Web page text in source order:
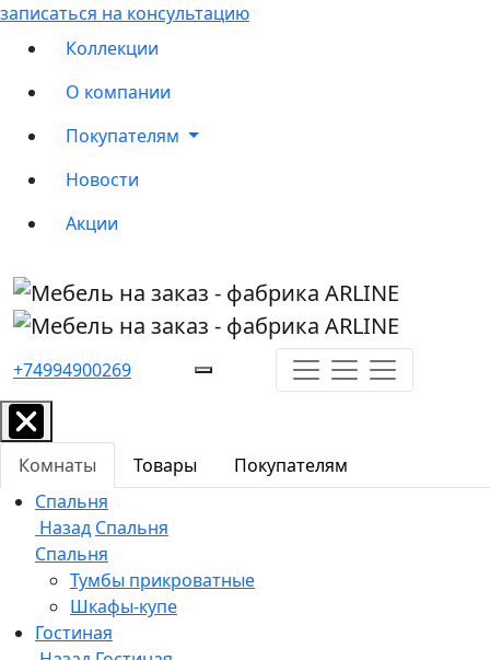
записаться на консультацию
Коллекции
О компании
Покупателям
Новости
Акции
+74994900269